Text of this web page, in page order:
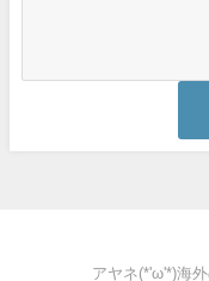
アヤネ(*'ω'*)海